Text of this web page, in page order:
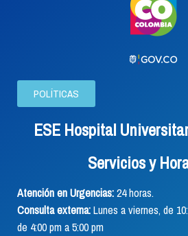
POLÍTICAS
ESE Hospital
Servicios y
Atención en Urgencias:24 horas.
Consulta externa:Lunes a viernes, de
de 4:00 pm a 5:00 pm